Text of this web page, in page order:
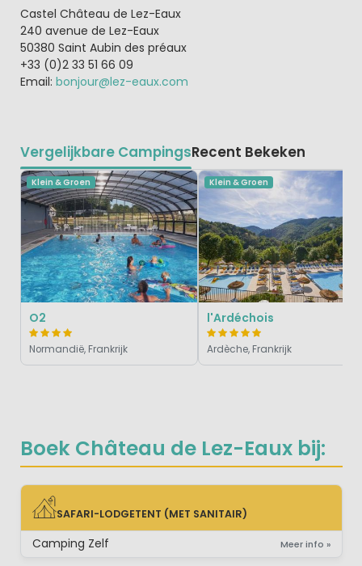
Boek Château de Lez-Eaux bij:
SAFARI-LODGETENT (MET SANITAIR)
SAFARI-LODGETENT (MET SANITAIR)
Camping Zelf Meer info »
Castel Château de Lez-Eaux
240 avenue de Lez-Eaux
50380 Saint Aubin des préaux
+33 (0)2 33 51 66 09
Email: bonjour@lez-eaux.com
Vergelijkbare CampingsRecent Bekeken
Klein & Groen
O2
Normandië, Frankrijk
Klein & Groen
l'Ardéchois
Ardèche, Frankrijk